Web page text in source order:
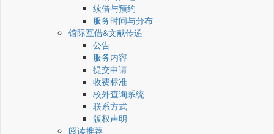
续借与预约
服务时间与分布
馆际互借&文献传递
公告
服务内容
提交申请
收费标准
校外查询系统
联系方式
版权声明
阅读推荐